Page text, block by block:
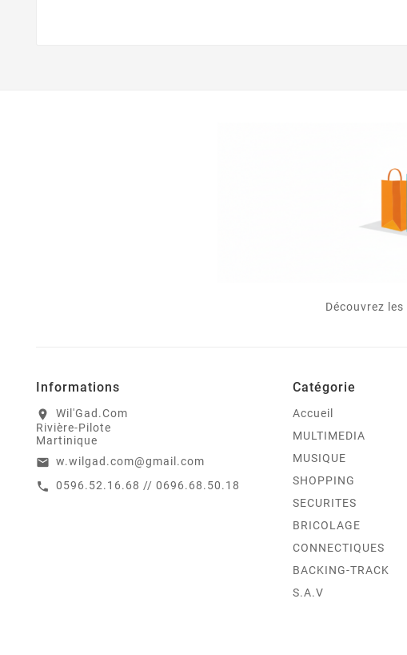
Découvrez
Informations
location_on
Wil'Gad.Com
Rivière-Pilote
Martinique
email w.wilgad.com@gmail.com
call 0596.52.16.68 // 0696.68.50.18
Catégorie
Accueil
MULTIMEDIA
MUSIQUE
SHOPPING
SECURITES
BRICOLAGE
CONNECTIQUES
BACKING-TRACK
S.A.V